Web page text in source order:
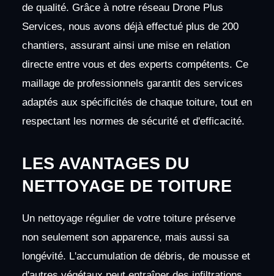
de qualité. Grâce à notre réseau Drone Plus
Services, nous avons déjà effectué plus de 200
chantiers, assurant ainsi une mise en relation
directe entre vous et des experts compétents. Ce
maillage de professionnels garantit des services
adaptés aux spécificités de chaque toiture, tout en
respectant les normes de sécurité et d'efficacité.
LES AVANTAGES DU
NETTOYAGE DE TOITURE
Un nettoyage régulier de votre toiture préserve
non seulement son apparence, mais aussi sa
longévité. L'accumulation de débris, de mousse et